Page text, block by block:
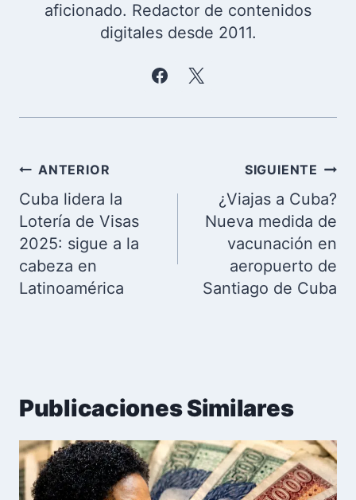
aficionado. Redactor de contenidos
digitales desde 2011.
Navegación
de
entradas
ANTERIOR
Cuba lidera la
Lotería de Visas
2025: sigue a la
cabeza en
Latinoamérica
SIGUIENTE
¿Viajas a Cuba?
Nueva medida de
vacunación en
aeropuerto de
Santiago de Cuba
Publicaciones Similares